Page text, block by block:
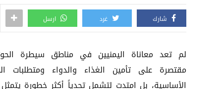
شارك غرد ارسل
لم تعد معاناة اليمنيين في مناطق سيطرة
مقتصرة على تأمين الغذاء والدواء ومتطلبات
الأساسية، بل امتدت لتشمل تحدياً أكثر خطورة